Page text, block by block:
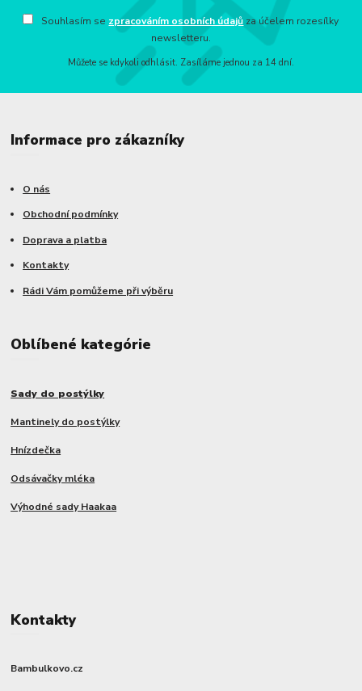
Souhlasím se zpracováním osobních údajů za účelem rozesílky
newsletteru.
Můžete se kdykoli odhlásit. Zasíláme jednou za 14 dní.
Informace pro zákazníky
O nás
Obchodní podmínky
Doprava a platba
Kontakty
Rádi Vám pomůžeme při výběru
Oblíbené kategórie
Sady do postýlky
Mantinely do postýlky
Hnízdečka
Odsávačky mléka
Výhodné sady Haakaa
Kontakty
Bambulkovo.cz